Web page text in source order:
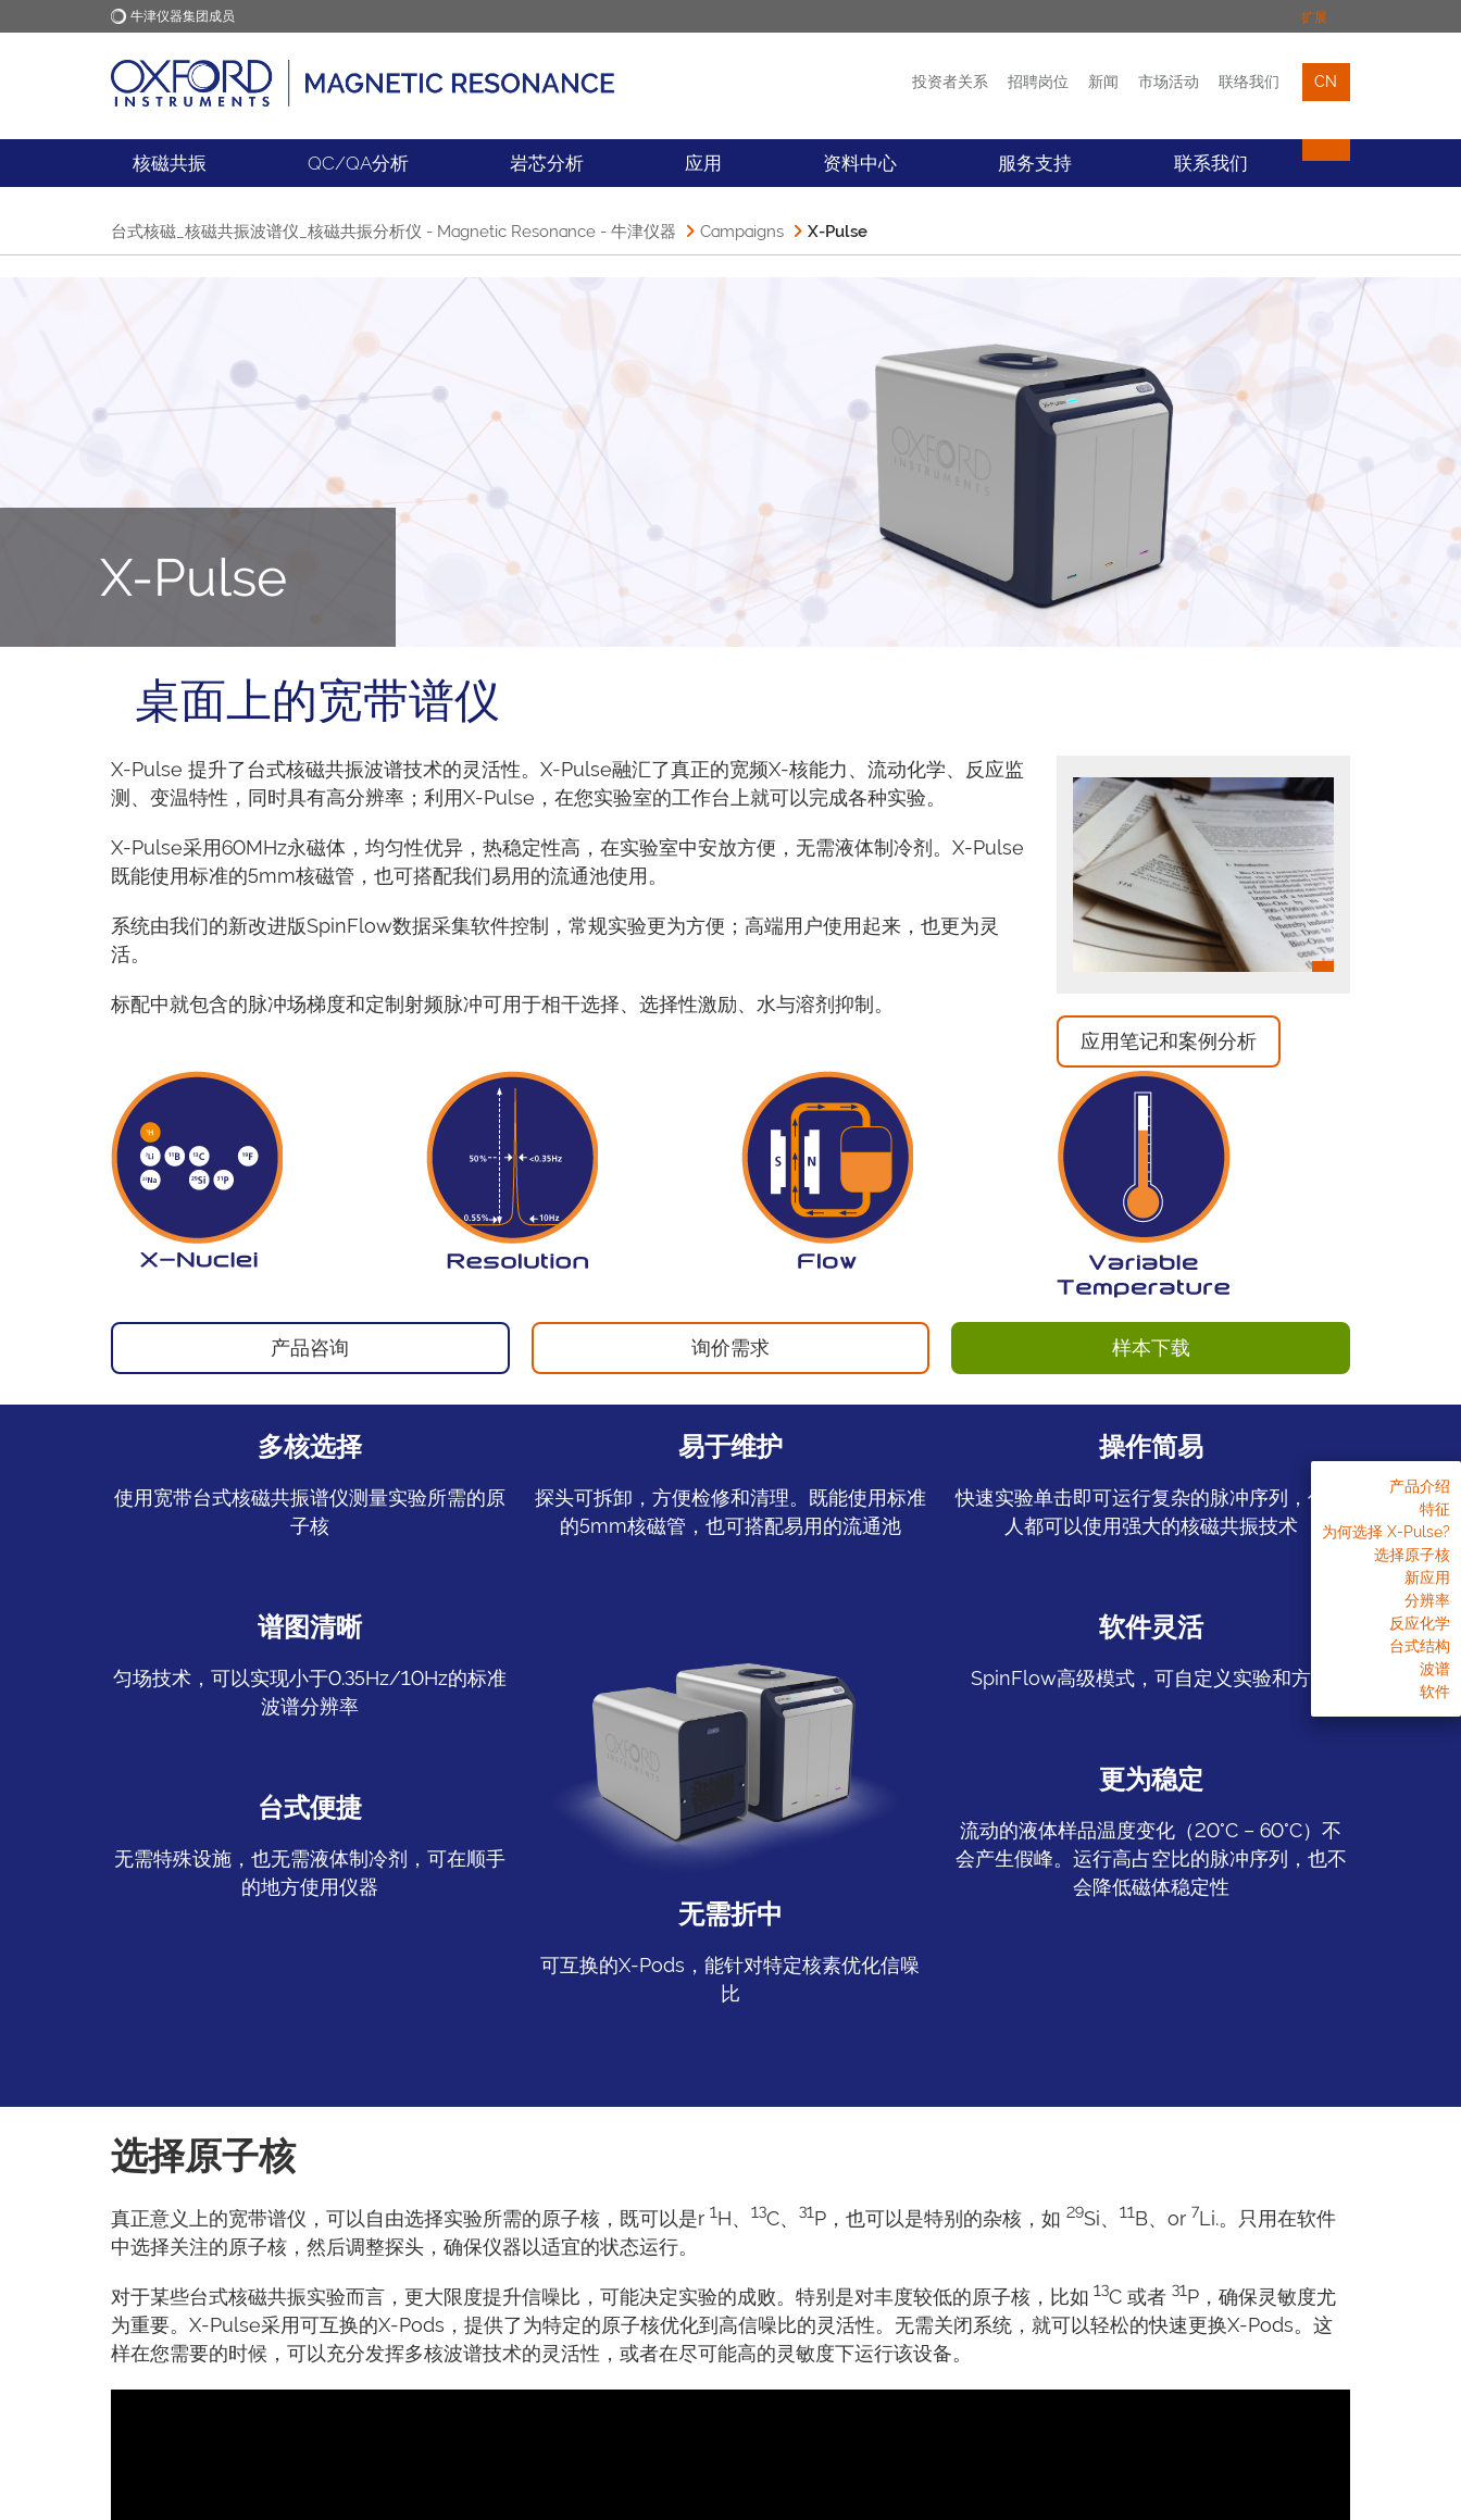
牛津仪器集团成员 扩展
牛津仪器 应用 市场活动 联络我们
投资者关系 招聘岗位 新闻 市场活动 联络我们 CN
核磁共振 QC/QA分析 岩芯分析 应用 资料中心 服务支持 联系我们
产品介绍
特征
为何选择 X-Pulse?
选择原子核
新应用
分辨率
反应化学
台式结构
波谱
软件
台式核磁_核磁共振波谱仪_核磁共振分析仪 - Magnetic Resonance - 牛津仪器 Campaigns X-Pulse
X-Pulse
桌面上的宽带谱仪
X-Pulse 提升了台式核磁共振波谱技术的灵活性。X-Pulse融汇了真正的宽频X-核能力、流动化学、反应监
测、变温特性，同时具有高分辨率；利用X-Pulse，在您实验室的工作台上就可以完成各种实验。
X-Pulse采用60MHz永磁体，均匀性优异，热稳定性高，在实验室中安放方便，无需液体制冷剂。X-Pulse
既能使用标准的5mm核磁管，也可搭配我们易用的流通池使用。
系统由我们的新改进版SpinFlow数据采集软件控制，常规实验更为方便；高端用户使用起来，也更为灵
活。
标配中就包含的脉冲场梯度和定制射频脉冲可用于相干选择、选择性激励、水与溶剂抑制。
应用笔记和案例分析
产品咨询 询价需求 样本下载
多核选择
使用宽带台式核磁共振谱仪测量实验所需的原
子核
谱图清晰
匀场技术，可以实现小于0.35Hz/10Hz的标准
波谱分辨率
台式便捷
无需特殊设施，也无需液体制冷剂，可在顺手
的地方使用仪器
易于维护
探头可拆卸，方便检修和清理。既能使用标准
的5mm核磁管，也可搭配易用的流通池
无需折中
可互换的X-Pods，能针对特定核素优化信噪
比
操作简易
快速实验单击即可运行复杂的脉冲序列，任何
人都可以使用强大的核磁共振技术
软件灵活
SpinFlow高级模式，可自定义实验和方法
更为稳定
流动的液体样品温度变化（20°C – 60°C）不
会产生假峰。运行高占空比的脉冲序列，也不
会降低磁体稳定性
选择原子核
真正意义上的宽带谱仪，可以自由选择实验所需的原子核，既可以是r 1H、 13C、 31P，也可以是特别的杂核，如 29Si、 11B、or 7Li.。只用在软件
中选择关注的原子核，然后调整探头，确保仪器以适宜的状态运行。
对于某些台式核磁共振实验而言，更大限度提升信噪比，可能决定实验的成败。特别是对丰度较低的原子核，比如 13C 或者 31P，确保灵敏度尤
为重要。X-Pulse采用可互换的X-Pods，提供了为特定的原子核优化到高信噪比的灵活性。无需关闭系统，就可以轻松的快速更换X-Pods。这
样在您需要的时候，可以充分发挥多核波谱技术的灵活性，或者在尽可能高的灵敏度下运行该设备。